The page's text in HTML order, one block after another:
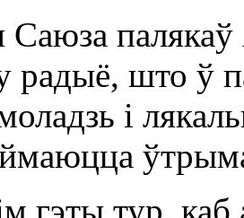
палякаў
радыё, што ў
і
гэты тур,